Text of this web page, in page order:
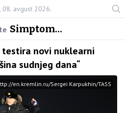
08. avgust 2026.
Simptom...
novi nuklearni
sudnjeg dana“
en.kremlin.ru/Sergei Karpukhin/TASS